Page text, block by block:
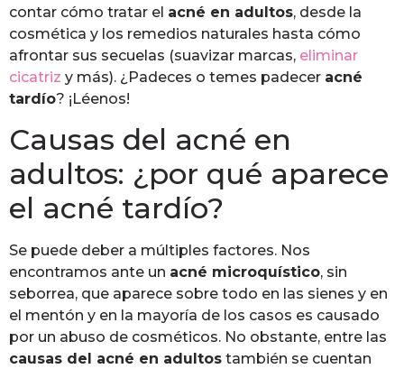
contar cómo tratar el acné en adultos, desde la
cosmética y los remedios naturales hasta cómo
afrontar sus secuelas (suavizar marcas, eliminar
cicatriz y más). ¿Padeces o temes padecer acné
tardío? ¡Léenos!
Causas del acné en
adultos: ¿por qué aparece
el acné tardío?
Se puede deber a múltiples factores. Nos
encontramos ante un acné microquístico, sin
seborrea, que aparece sobre todo en las sienes y en
el mentón y en la mayoría de los casos es causado
por un abuso de cosméticos. No obstante, entre las
causas del acné en adultos también se cuentan